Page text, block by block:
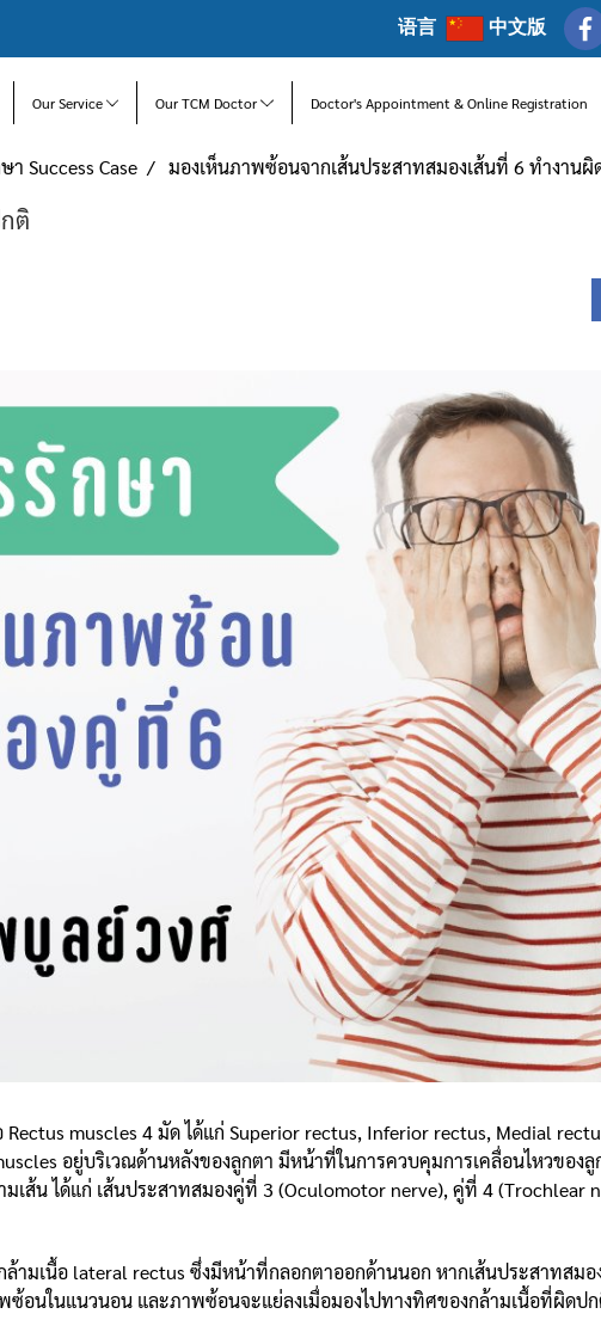
语言 中文版
Our Service Our TCM Doctor Doctor's Appointment & Online Registration
า Success Case มองเห็นภาพซ้อนจากเส้นประสาทสมองเส้นที่ 6 ทำงานผิ
ติ
muscles 4 มัด ได้แก่ Superior rectus, Inferior rectus, Medial
อยู่บริเวณด้านหลังของลูกตา มีหน้าที่ในการควบคุมการเคลื่อนไหวของ
ส้น ได้แก่ เส้นประสาทสมองคู่ที่ 3 (Oculomotor nerve), คู่ที่ 4 (Trochlear
นื้อ lateral rectus ซึ่งมีหน้าที่กลอกตาออกด้านนอก หากเส้นประสาทสม
อนในแนวนอน และภาพซ้อนจะแย่ลงเมื่อมองไปทางทิศของกล้ามเนื้อที่ผิดป